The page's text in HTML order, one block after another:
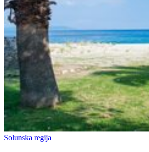
Solunska regija